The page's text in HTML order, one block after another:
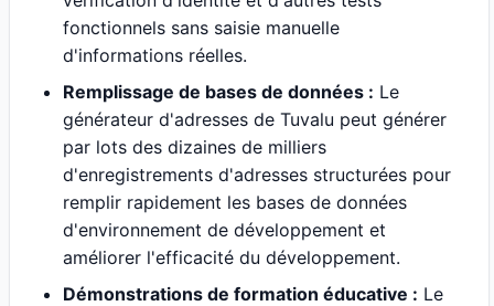
fonctionnels sans saisie manuelle
d'informations réelles.
Remplissage de bases de données : Le
générateur d'adresses de Tuvalu peut générer
par lots des dizaines de milliers
d'enregistrements d'adresses structurées pour
remplir rapidement les bases de données
d'environnement de développement et
améliorer l'efficacité du développement.
Démonstrations de formation éducative : Le